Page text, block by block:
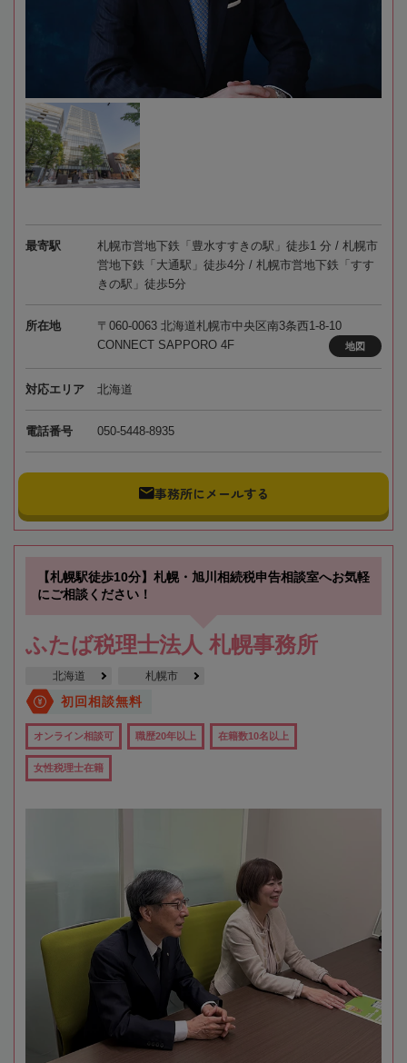
最寄駅
札幌市営地下鉄「豊水すすきの駅」徒歩1 分 / 札幌市
営地下鉄「大通駅」徒歩4分 / 札幌市営地下鉄「すす
きの駅」徒歩5分
所在地
〒060-0063 北海道札幌市中央区南3条西1-8-10
CONNECT SAPPORO 4F
地図
対応エリア 北海道
電話番号 050-5448-8935
事務所にメールする
【札幌駅徒歩10分】札幌・旭川相続税申告相談室へお気軽
にご相談ください！
ふたば税理士法人 札幌事務所
北海道 札幌市
初回相談無料
オンライン相談可 職歴20年以上 在籍数10名以上
女性税理士在籍